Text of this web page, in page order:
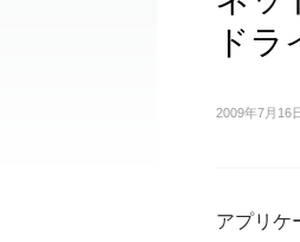
ドラ
2009年7月16
アプリケ